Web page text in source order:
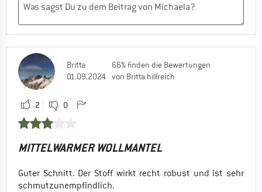
Britta
01.09.2024
66% finden die Bewertungen
von Britta hilfreich
2 0
MITTELWARMER WOLLMANTEL
Guter Schnitt. Der Stoff wirkt recht robust und ist sehr
schmutzunempfindlich.